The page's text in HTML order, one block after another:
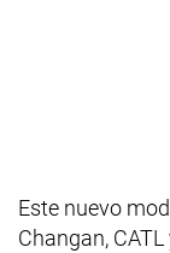
Este nuevo
Changan,